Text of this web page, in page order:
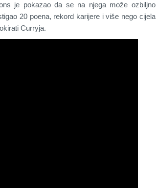
je pokazao da se na njega može ozbiljno
20 poena, rekord karijere i više nego cijela
Curryja.